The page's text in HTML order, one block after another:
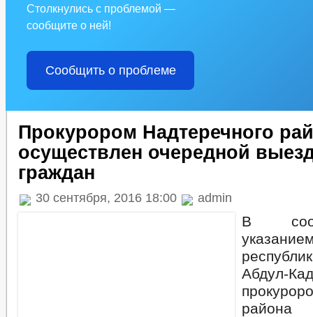
Столкнулись с проблемой —
сообщите о ней!
Сообщить о проблеме
Прокурором Надтеречного
осуществлен очередной
граждан
30 сентября, 2016 18:00 admin
В
Абдул-